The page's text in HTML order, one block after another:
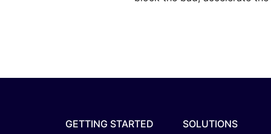
GETTING STARTED SOLUTIONS